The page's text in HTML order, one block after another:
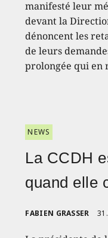
manifesté leur
devant la
dénoncent les
de leurs
prolongée qui en
NEWS
La CCDH
quand elle
FABIEN GRASSER